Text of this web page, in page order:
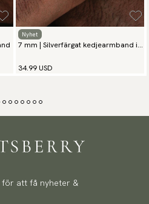
Nyhet
7 mm | Silverfärgat kedjearmband i
34.99 USD
för att få nyheter &